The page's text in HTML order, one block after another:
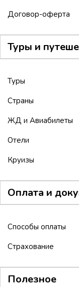
Договор-оферта
Туры и
Туры
Страны
ЖД и Авиабилеты
Отели
Круизы
Оплата и
Способы оплаты
Страхование
Полезное